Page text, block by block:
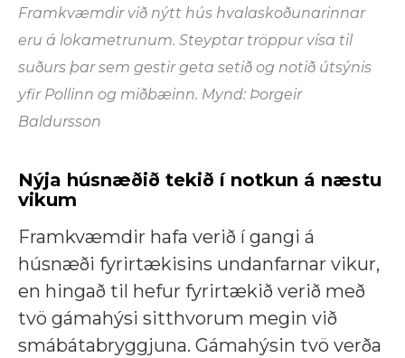
Framkvæmdir við nýtt hús hvalaskoðunarinnar
eru á lokametrunum. Steyptar tröppur vísa til
suðurs þar sem gestir geta setið og notið útsýnis
yfir Pollinn og miðbæinn. Mynd: Þorgeir
Baldursson
Nýja húsnæðið tekið í notkun á næstu
vikum
Framkvæmdir hafa verið í gangi á
húsnæði fyrirtækisins undanfarnar vikur,
en hingað til hefur fyrirtækið verið með
tvö gámahýsi sitthvorum megin við
smábátabryggjuna. Gámahýsin tvö verða